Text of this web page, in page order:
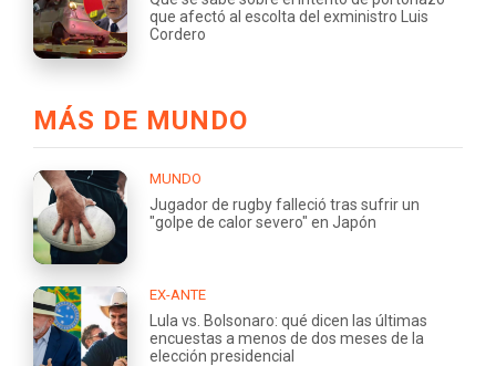
que afectó al escolta del exministro Luis
Cordero
MÁS DE MUNDO
MUNDO
Jugador de rugby falleció tras sufrir un
"golpe de calor severo" en Japón
EX-ANTE
Lula vs. Bolsonaro: qué dicen las últimas
encuestas a menos de dos meses de la
elección presidencial